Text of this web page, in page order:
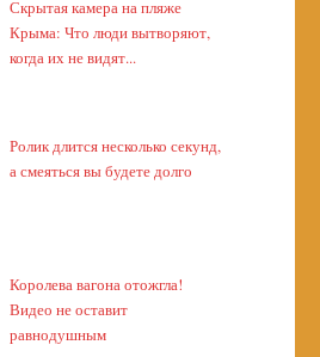
Скрытая камера на пляже
Крыма: Что люди вытворяют,
когда их не видят...
Ролик длится несколько секунд,
а смеяться вы будете долго
Королева вагона отожгла!
Видео не оставит
равнодушным